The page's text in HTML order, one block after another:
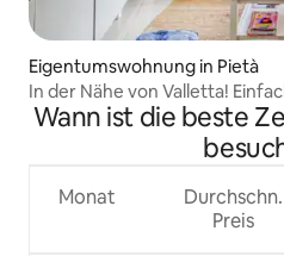
Eigentumswohnung in Pietà
In der Nähe von Valletta!
später Check-out
Wann ist die beste
Monat
Durchschn.
Preis